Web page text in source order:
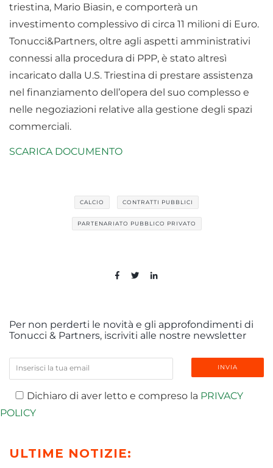
triestina, Mario Biasin, e comporterà un
investimento complessivo di circa 11 milioni di Euro.
Tonucci&Partners, oltre agli aspetti amministrativi
connessi alla procedura di PPP, è stato altresì
incaricato dalla U.S. Triestina di prestare assistenza
nel finanziamento dell’opera del suo complesso e
nelle negoziazioni relative alla gestione degli spazi
commerciali.
SCARICA DOCUMENTO
CALCIO CONTRATTI PUBBLICI
PARTENARIATO PUBBLICO PRIVATO
Per non perderti le novità e gli approfondimenti di
Tonucci & Partners, iscriviti alle nostre newsletter
Dichiaro di aver letto e compreso la PRIVACY
POLICY
ULTIME NOTIZIE: